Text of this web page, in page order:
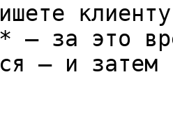
— за это
— и затем